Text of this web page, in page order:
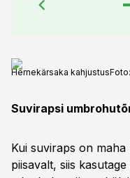
Hernekärsaka kahjustusFoto:
Suvirapsi
Kui suviraps on
piisavalt, siis